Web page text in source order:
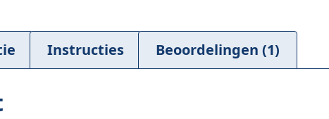
Instructies Beoordelingen (1)